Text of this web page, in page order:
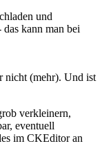
und
kann man bei
nicht (mehr). Und ist
verkleinern,
eventuell
im CKEditor an